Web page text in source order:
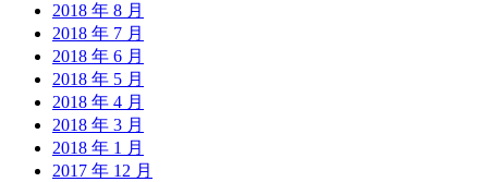
2018 年 8 月
2018 年 7 月
2018 年 6 月
2018 年 5 月
2018 年 4 月
2018 年 3 月
2018 年 1 月
2017 年 12 月